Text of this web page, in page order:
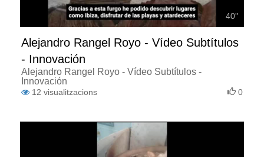
40''
Alejandro Rangel Royo - Vídeo Subtítulos
- Innovación
Alejandro Rangel Royo - Vídeo Subtítulos -
Innovación
12 visualitzacions 0